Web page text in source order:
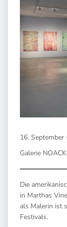
16. September
Galerie NOACK
Die
in Marthas
als Malerin ist
Festivals.